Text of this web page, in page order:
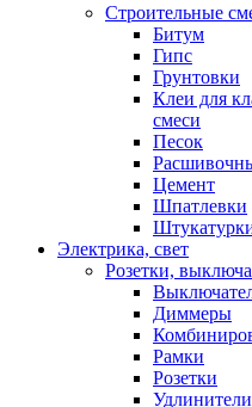
Строительные
Битум
Гипс
Грунтовки
Клеи для
смеси
Песок
Цемент
Шпатлевки
Электрика, свет
Розетки,
Диммеры
Рамки
Розетки